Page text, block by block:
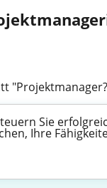
Sie
Ihre